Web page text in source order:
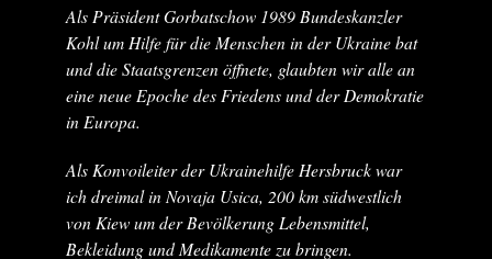
Als Präsident Gorbatschow 1989 Bundeskanzler
Kohl um Hilfe für die Menschen in der Ukraine bat
und die Staatsgrenzen öffnete, glaubten wir alle an
eine neue Epoche des Friedens und der Demokratie
in Europa.
Als Konvoileiter der Ukrainehilfe Hersbruck war
ich dreimal in Novaja Usica, 200 km südwestlich
von Kiew um der Bevölkerung Lebensmittel,
Bekleidung und Medikamente zu bringen.